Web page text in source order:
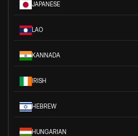
JAPANESE
LAO
KANNADA
IRISH
HEBREW
HUNGARIAN